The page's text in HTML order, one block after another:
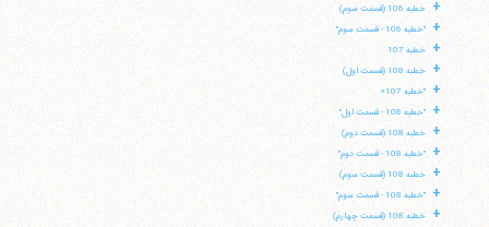
+ خطبه 106 (قسمت سوم)
+ "خطبه 106 - قسمت سوم"
+ خطبه 107
+ خطبه 108 (قسمت اول)
+ "خطبه 107»
+ "خطبه 108 - قسمت اول"
+ خطبه 108 (قسمت دوم)
+ "خطبه 108 - قسمت دوم"
+ خطبه 108 (قسمت سوم)
+ "خطبه 108 - قسمت سوم"
+ خطبه 108 (قسمت چهارم)